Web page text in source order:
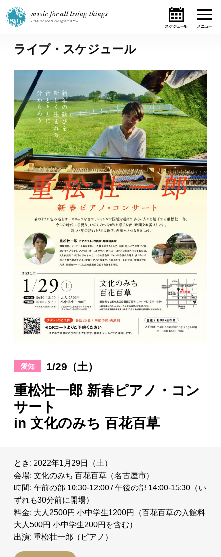
ホーム
ニュース
テーマ
ライブ・スケジュール
作品
オンライン・ショップ
ギャラリー
日々のレポート
Specials
プロフィール
演奏依頼
ライブ・スケジュール
愛知 1/29（土）
重松壮一郎 新春ピアノ・コン
サート
in 文化のみち 百花百草
とき: 2022年1月29日（土）
会場: 文化のみち 百花百草（名古屋市）
時間: 午前の部 10:30-12:00 / 午後の部 14:00-15:30（い
ずれも30分前に開場）
料金: 大人2500円 小中学生1200円（百花百草の入館料
大人500円 小中学生200円を含む）
出演: 重松壮一郎（ピアノ）